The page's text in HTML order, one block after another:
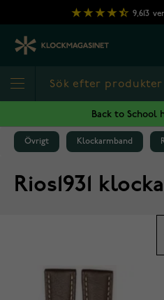
Hoppa till innehållet
9,613
Back to School
Övrigt Klockarmband
Rios1931